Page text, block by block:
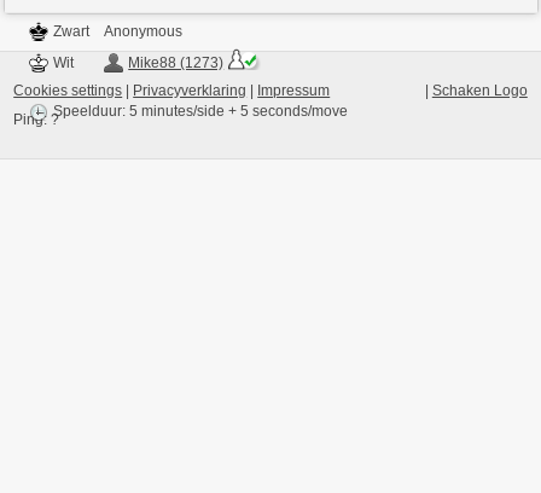
Zwart
Anonymous
Wit
Mike88 (1273)
Speelduur: 5 minutes/side + 5 seconds/move
Schaken Logo
Cookies settings Privacyverklaring
Impressum
Ping:?